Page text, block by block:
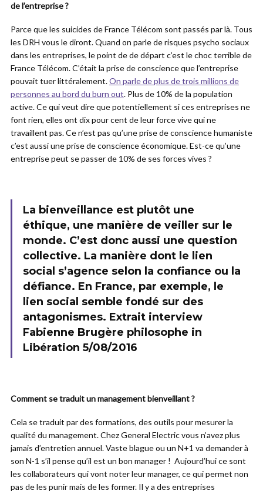
de l’entreprise ?
Parce que les suicides de France Télécom sont passés par là. Tous
les DRH vous le diront. Quand on parle de risques psycho sociaux
dans les entreprises, le point de de départ c’est le choc terrible de
France Télécom. C’était la prise de conscience que l’entreprise
pouvait tuer littéralement.On parle de plus de trois millions de
personnes au bord du burn out. Plus de 10% de la population
active. Ce qui veut dire que potentiellement si ces entreprises ne
font rien, elles ont dix pour cent de leur force vive qui ne
travaillent pas. Ce n’est pas qu’une prise de conscience humaniste
c’est aussi une prise de conscience économique. Est-ce qu’une
entreprise peut se passer de 10% de ses forces vives ?
La bienveillance est plutôt une
éthique, une manière de veiller sur le
monde. C’est donc aussi une question
collective. La manière dont le lien
social s’agence selon la confiance ou la
défiance. En France, par exemple, le
lien social semble fondé sur des
antagonismes. Extrait interview
Fabienne Brugère philosophe in
Libération 5/08/2016
Comment se traduit un management bienveillant ?
Cela se traduit par des formations, des outils pour mesurer la
qualité du management. Chez General Electric vous n’avez plus
jamais d’entretien annuel. Vaste blague ou un N+1 va demander à
son N-1 s’il pense qu’il est un bon manager ! Aujourd’hui ce sont
les collaborateurs qui vont noter leur manager, ce qui permet non
pas de les punir mais de les former. Il y a des entreprises